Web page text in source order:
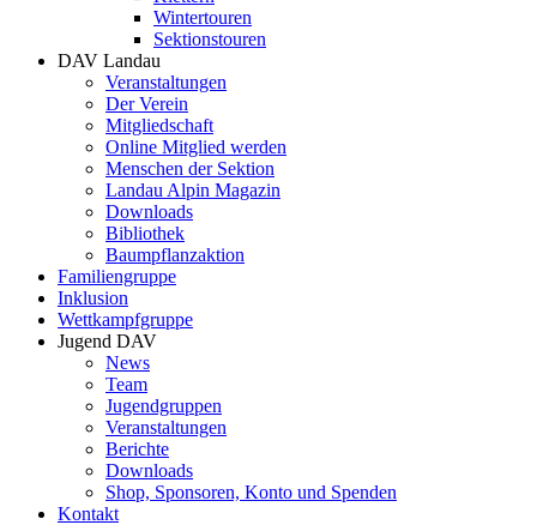
Wintertouren
Sektionstouren
DAV Landau
Veranstaltungen
Der Verein
Mitgliedschaft
Online Mitglied werden
Menschen der Sektion
Landau Alpin Magazin
Downloads
Bibliothek
Baumpflanzaktion
Familiengruppe
Inklusion
Wettkampfgruppe
Jugend DAV
News
Team
Jugendgruppen
Veranstaltungen
Berichte
Downloads
Shop, Sponsoren, Konto und Spenden
Kontakt